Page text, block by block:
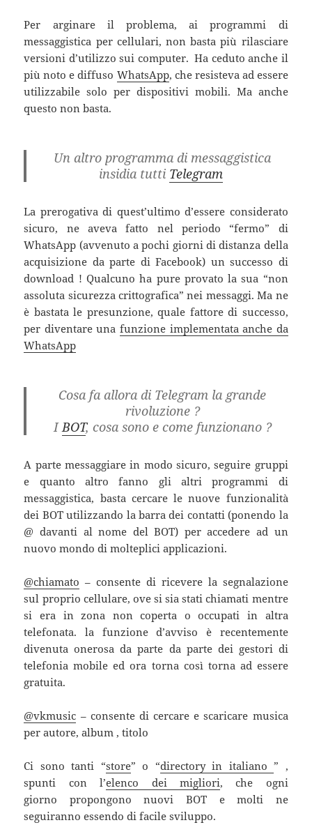
Per arginare il problema, ai programmi di
messaggistica per cellulari, non basta più rilasciare
versioni d’utilizzo sui computer. Ha ceduto anche il
più noto e diffuso WhatsApp, che resisteva ad essere
utilizzabile solo per dispositivi mobili. Ma anche
questo non basta.
Un altro programma di messaggistica
insidia tutti Telegram
La prerogativa di quest’ultimo d’essere considerato
sicuro, ne aveva fatto nel periodo “fermo” di
WhatsApp (avvenuto a pochi giorni di distanza della
acquisizione da parte di Facebook) un successo di
download ! Qualcuno ha pure provato la sua “non
assoluta sicurezza crittografica” nei messaggi. Ma ne
è bastata le presunzione, quale fattore di successo,
per diventare una funzione implementata anche da
WhatsApp
Cosa fa allora di Telegram la grande
rivoluzione ?
IBOT, cosa sono e come funzionano ?
A parte messaggiare in modo sicuro, seguire gruppi
e quanto altro fanno gli altri programmi di
messaggistica, basta cercare le nuove funzionalità
dei BOT utilizzando la barra dei contatti (ponendo la
@ davanti al nome del BOT) per accedere ad un
nuovo mondo di molteplici applicazioni.
@chiamato – consente di ricevere la segnalazione
sul proprio cellulare, ove si sia stati chiamati mentre
si era in zona non coperta o occupati in altra
telefonata. la funzione d’avviso è recentemente
divenuta onerosa da parte da parte dei gestori di
telefonia mobile ed ora torna così torna ad essere
gratuita.
@vkmusic – consente di cercare e scaricare musica
per autore, album , titolo
Ci sono tanti “store” o “directory in italiano” ,
spunti con l’elenco dei migliori, che ogni
giorno propongono nuovi BOT e molti ne
seguiranno essendo di facile sviluppo.